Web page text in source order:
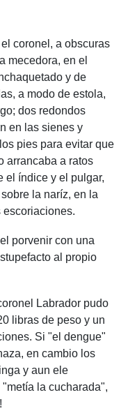
coronel, a obscuras
mecedora, en el
y de
a modo de estola,
dos redondos
en las sienes y
pies para evitar que
arrancaba a ratos
el índice y el pulgar,
la naríz, en la
porvenir con una
al propio
Labrador pudo
libras de peso y un
Si "el dengue"
en cambio los
y aun ele
la cucharada",